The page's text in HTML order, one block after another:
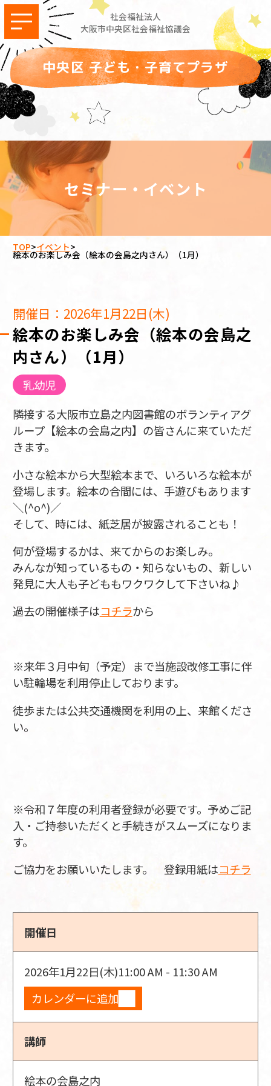
社会福祉法人
大阪市中央区社会福祉協議会
中央区 子ども・子育てプラザ
セミナー・イベント
TOP>イベント>
絵本のお楽しみ会（絵本の会島之内さん）（1月）
開催日：2026年1月22日(木)
絵本のお楽しみ会（絵本の会島之
内さん）（1月）
乳幼児
隣接する大阪市立島之内図書館のボランティアグ
ループ【絵本の会島之内】の皆さんに来ていただ
きます。
小さな絵本から大型絵本まで、いろいろな絵本が
登場します。絵本の合間には、手遊びもあります
＼(^o^)／
そして、時には、紙芝居が披露されることも！
何が登場するかは、来てからのお楽しみ。
みんなが知っているもの・知らないもの、新しい
発見に大人も子どももワクワクして下さいね♪
過去の開催様子はコチラから
※来年３月中旬（予定）まで当施設改修工事に伴
い駐輪場を利用停止しております。
徒歩または公共交通機関を利用の上、来館くださ
い。
※令和７年度の利用者登録が必要です。予めご記
入・ご持参いただくと手続きがスムーズになりま
す。
ご協力をお願いいたします。 登録用紙はコチラ
開催日
2026年1月22日(木)11:00 AM - 11:30 AM
カレンダーに追加
講師
絵本の会島之内